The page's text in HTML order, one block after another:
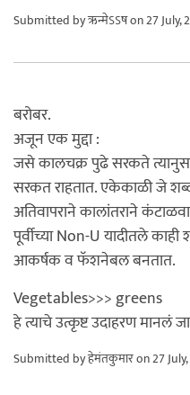
Submitted byऋन्मेऽऽषon 27 July,
बरोबर.
अजून एक मुद्दा :
जसे कालचक्र पुढे सरकते
सरकत राहतात. एकेकाळी जे
अतिवापराने कालांतराने
पूर्वीच्या Non-U यादीतले
आकर्षक व फॅशनेबल बनतात.
Vegetables>>> greens
हे त्याचे उत्कृष्ट उदाहरण मानलं
Submitted byहेमंतकुमारon 27